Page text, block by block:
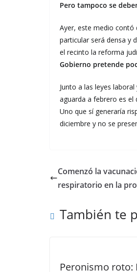
Pero tampoco se
Ayer, este medio contó
particular será densa y
el recinto la reforma
Gobierno pretende
Junto a las leyes
aguarda a febrero es el
Uno que sí generaría
diciembre y no se
Comenzó la
respiratorio en la
También te
Peronismo roto: